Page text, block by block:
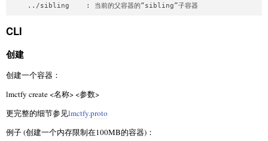
    ../sibling    : 当前的父容器的“sibling”子容器
CLI
创建
创建一个容器：
lmctfy create <名称> <参数>
更完整的细节参见lmctfy.proto
例子 (创建一个内存限制在100MB的容器)：